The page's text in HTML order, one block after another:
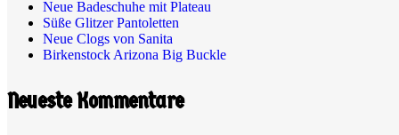
Neue Badeschuhe mit Plateau
Süße Glitzer Pantoletten
Neue Clogs von Sanita
Birkenstock Arizona Big Buckle
Neueste Kommentare